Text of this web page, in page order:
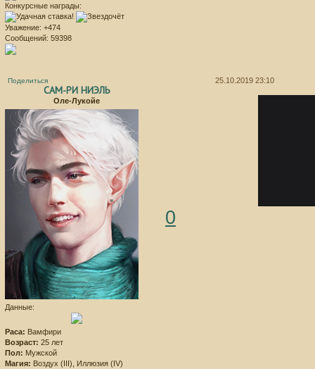
Конкурсные награды:
Уважение: +474
Сообщений: 59398
Поделиться 25.10.2019 23:10
САМ-РИ НИЭЛЬ
Оле-Лукойе
Данные:
Раса: Вамфири
Возраст: 25 лет
Пол: Мужской
Магия: Воздух (III), Иллюзия (IV)
0